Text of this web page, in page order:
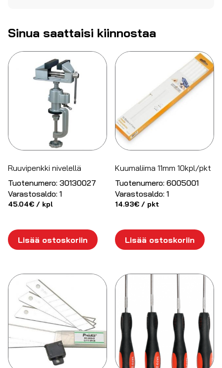
Sinua saattaisi kiinnostaa
Ruuvipenkki nivelellä
Tuotenumero: 30130027
Varastosaldo: 1
45.04€ / kpl
Lisää ostoskoriin
Kuumaliima 11mm 10kpl/pkt
Tuotenumero: 6005001
Varastosaldo: 1
14.93€ / pkt
Lisää ostoskoriin